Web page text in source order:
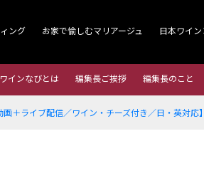
ング お家で愉しむマリアージュ 日本ワイ
インなびとは 編集長ご挨拶 編集長のこと
＋ライブ配信／ワイン・チーズ付き／日・英対応】